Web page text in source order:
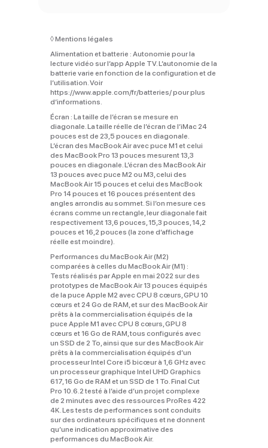
◊Mentions légales
Alimentation et batterie : Autonomie pour la
lecture vidéo sur l’app Apple TV. L’autonomie de la
batterie varie en fonction de la configuration et de
l’utilisation. Voir
https://www.apple.com/fr/batteries/ pour plus
d’informations.
Écran : La taille de l’écran se mesure en
diagonale. La taille réelle de l’écran de l’iMac 24
pouces est de 23,5 pouces en diagonale.
L’écran des MacBook Air avec puce M1 et celui
des MacBook Pro 13 pouces mesurent 13,3
pouces en diagonale. L’écran des MacBook Air
13 pouces avec puce M2 ou M3, celui des
MacBook Air 15 pouces et celui des MacBook
Pro 14 pouces et 16 pouces présentent des
angles arrondis au sommet. Si l’on mesure ces
écrans comme un rectangle, leur diagonale fait
respectivement 13,6 pouces, 15,3 pouces, 14,2
pouces et 16,2 pouces (la zone d’affichage
réelle est moindre).
Performances du MacBook Air (M2)
comparées à celles du MacBook Air (M1) :
Tests réalisés par Apple en mai 2022 sur des
prototypes de MacBook Air 13 pouces équipés
de la puce Apple M2 avec CPU 8 cœurs, GPU 10
cœurs et 24 Go de RAM, et sur des MacBook Air
prêts à la commercialisation équipés de la
puce Apple M1 avec CPU 8 cœurs, GPU 8
cœurs et 16 Go de RAM, tous configurés avec
un SSD de 2 To, ainsi que sur des MacBook Air
prêts à la commercialisation équipés d’un
processeur Intel Core i5 bicœur à 1,6 GHz avec
un processeur graphique Intel UHD Graphics
617, 16 Go de RAM et un SSD de 1 To. Final Cut
Pro 10.6.2 testé à l’aide d’un projet complexe
de 2 minutes avec des ressources ProRes 422
4K. Les tests de performances sont conduits
sur des ordinateurs spécifiques et ne donnent
qu’une indication approximative des
performances du MacBook Air.